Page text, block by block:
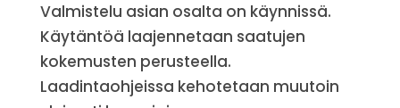
Valmistelu asian osalta on käynnissä.
Käytäntöä laajennetaan saatujen
kokemusten perusteella.
Laadintaohjeissa kehotetaan muutoin